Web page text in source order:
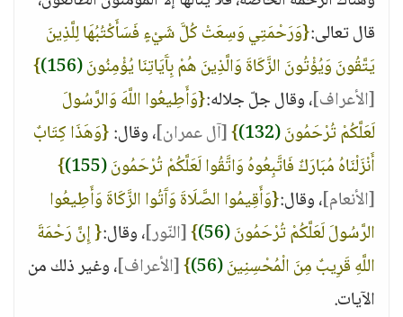
قال تعالى:{وَرَحْمَتِي وَسِعَتْ كُلَّ شَيْءٍ فَسَأَكْتُبُهَا لِلَّذِينَ
يَتَّقُونَ وَيُؤْتُونَ الزَّكَاةَ وَالَّذِينَ هُمْ بِآَيَاتِنَا يُؤْمِنُونَ(156)
}
[الأعراف]، وقال جلّ جلاله:{وَأَطِيعُوا اللَّهَ وَالرَّسُولَ
لَعَلَّكُمْ تُرْحَمُونَ(132)
}[آل عمران]، وقال:{وَهَذَا كِتَابٌ
أَنْزَلْنَاهُ مُبَارَكٌ فَاتَّبِعُوهُ وَاتَّقُوا لَعَلَّكُمْ تُرْحَمُونَ(155)
}
[الأنعام]، وقال:{وَأَقِيمُوا الصَّلَاةَ وَآَتُوا الزَّكَاةَ وَأَطِيعُوا
الرَّسُولَ لَعَلَّكُمْ تُرْحَمُونَ(56)
}[النّور]، وقال:{ إِنَّ رَحْمَةَ
اللَّهِ قَرِيبٌ مِنَ الْمُحْسِنِينَ(56)
}[الأعراف]، وغير ذلك من
الآيات.